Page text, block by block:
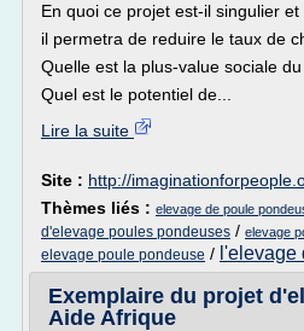
En quoi ce projet est-il singulier
il permetra de reduire le taux de
Quelle est la plus-value sociale
Quel est le potentiel de...
Lire la suite
Site : http://
Thèmes liés : elevage de poule
d'elevage poules pondeuses / elevage
elevage poule pondeuse / l'elevage
Exemplaire du projet
Aide Afrique